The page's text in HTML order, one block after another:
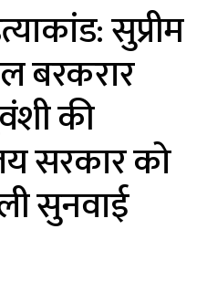
सुप्रीम
बरकरार
की
सरकार को
सुनवाई